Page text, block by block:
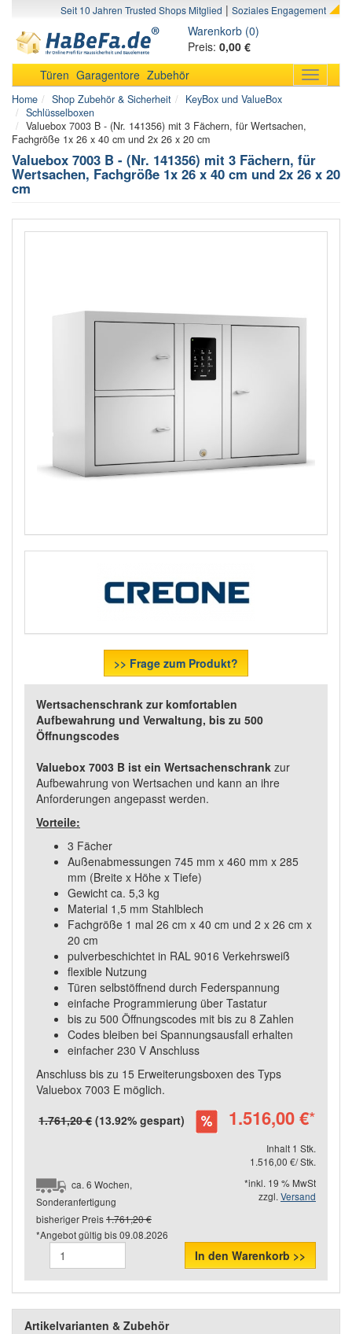
Seit 10 Jahren Trusted Shops Mitglied | Soziales Engagement
Warenkorb (0)
Preis: 0,00 €
Toggle
Türen Garagentore Zubehör
Home Shop Zubehör & Sicherheit
KeyBox und ValueBox
Schlüsselboxen
Valuebox 7003 B - (Nr. 141356) mit 3 Fächern, für Wertsachen,
Fachgröße 1x 26 x 40 cm und 2x 26 x 20 cm
Valuebox 7003 B - (Nr. 141356) mit 3 Fächern, für
Wertsachen, Fachgröße 1x 26 x 40 cm und 2x 26 x 20
cm
>> Frage zum Produkt?
Wertsachenschrank zur komfortablen
Aufbewahrung und Verwaltung, bis zu 500
Öffnungscodes
Valuebox 7003 B ist ein Wertsachenschrank zur
Aufbewahrung von Wertsachen und kann an ihre
Anforderungen angepasst werden.
Vorteile:
3 Fächer
Außenabmessungen 745 mm x 460 mm x 285
mm (Breite x Höhe x Tiefe)
Gewicht ca. 5,3 kg
Material 1,5 mm Stahlblech
Fachgröße 1 mal 26 cm x 40 cm und 2 x 26 cm x
20 cm
pulverbeschichtet in RAL 9016 Verkehrsweiß
flexible Nutzung
Türen selbstöffnend durch Federspannung
einfache Programmierung über Tastatur
bis zu 500 Öffnungscodes mit bis zu 8 Zahlen
Codes bleiben bei Spannungsausfall erhalten
einfacher 230 V Anschluss
Anschluss bis zu 15 Erweiterungsboxen des Typs
Valuebox 7003 E möglich.
1.761,20 € (13.92% gespart) 1.516,00 €*
Inhalt 1 Stk.
1.516,00 €/ Stk.
ca. 6 Wochen,
Sonderanfertigung
*inkl. 19 % MwSt
zzgl. Versand
bisheriger Preis1.761,20 €
*Angebot gültig bis09.08.2026
In den Warenkorb >>
Artikelvarianten & Zubehör